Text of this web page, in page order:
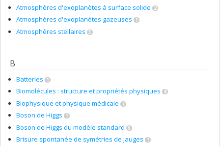
Atmosphères d'exoplanètes à surface solide 2
Atmosphères d'exoplanètes gazeuses 1
Atmosphères stellaires 3
B
Batteries 1
Biomolécules : structure et propriétés physiques 4
Biophysique et physique médicale 7
Boson de Higgs 1
Boson de Higgs du modèle standard 3
Brisure spontanée de symétries de jauges 1